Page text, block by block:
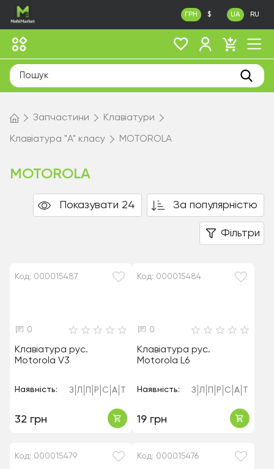
ГРН $ UA RU
Запчастини Клавіатури
Клавіатура "A" класу MOTOROLA
MOTOROLA
Показувати 24 За популярністю
Фільтри
Код: 000015487
0
Клавіатура рус.
Motorola V3
Наявність: З Л Р С А
32 грн
Код: 000015484
0
Клавіатура рус.
Motorola L6
Наявність: З Л Р С А
19 грн
Код: 000015479 Код: 000015476